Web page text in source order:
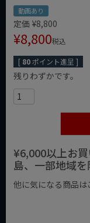
動画あり
定価 ¥8,800
¥8,800税込
[ 80ポイント進呈 ]
残りわずかです。
¥6,000以上お
島、一部地域を
他に気になる商品は